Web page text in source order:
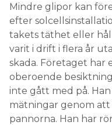
Mindre glipor kan
efter
takets täthet eller
varit i drift i flera år
skada. Företaget har
oberoende
inte gått med på.
mätningar genom
pannorna. Han har